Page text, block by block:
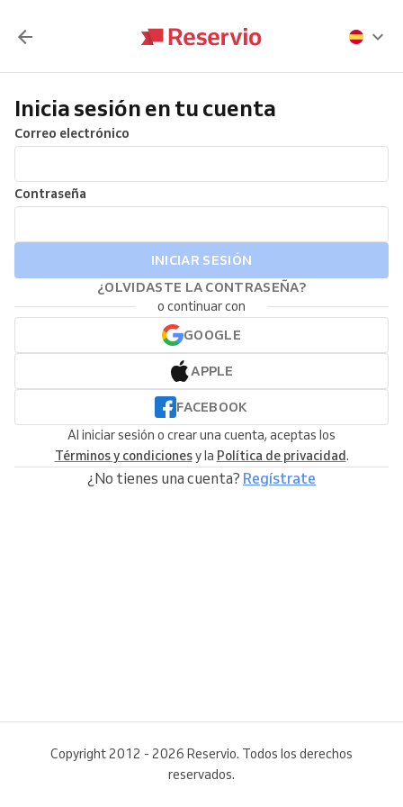
Inicia sesión en tu cuenta
Correo electrónico
Contraseña
INICIAR SESIÓN
¿OLVIDASTE LA CONTRASEÑA?
o continuar con
GOOGLE
APPLE
FACEBOOK
Al iniciar sesión o crear una cuenta, aceptas los
Términos y condicionesy la Política de privacidad.
¿No tienes una cuenta? Regístrate
Copyright 2012 - 2026 Reservio. Todos los derechos
reservados.